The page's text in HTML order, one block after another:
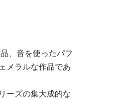
、音を使ったパフ
メラルな作品であ
ーズの集大成的な